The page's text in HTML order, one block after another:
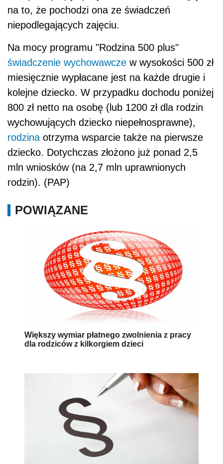
na to, że pochodzi ona ze świadczeń
niepodlegających zajęciu.
Na mocy programu "Rodzina 500 plus"
świadczenie wychowawcze w wysokości 500 zł
miesięcznie wypłacane jest na każde drugie i
kolejne dziecko. W przypadku dochodu poniżej
800 zł netto na osobę (lub 1200 zł dla rodzin
wychowujących dziecko niepełnosprawne),
rodzina otrzyma wsparcie także na pierwsze
dziecko. Dotychczas złożono już ponad 2,5
mln wniosków (na 2,7 mln uprawnionych
rodzin). (PAP)
POWIĄZANE
Większy wymiar płatnego zwolnienia z pracy
dla rodziców z kilkorgiem dzieci